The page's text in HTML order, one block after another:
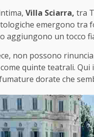
Villa Sciarra, tra
emergono tra
aggiungono un tocco
non possono
quinte teatrali.
dorate che